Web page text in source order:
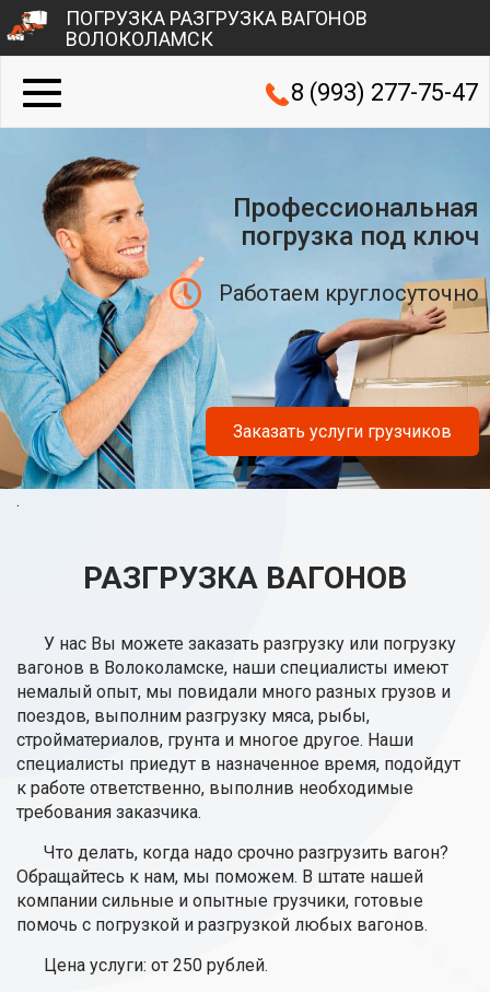
ПОГРУЗКА РАЗГРУЗКА ВАГОНОВ
ВОЛОКОЛАМСК
8 (993) 277-75-47
Профессиональная
погрузка под ключ
Работаем круглосуточно
Заказать услуги грузчиков
.
РАЗГРУЗКА ВАГОНОВ
У нас Вы можете заказать разгрузку или погрузку
вагонов в Волоколамске, наши специалисты имеют
немалый опыт, мы повидали много разных грузов и
поездов, выполним разгрузку мяса, рыбы,
стройматериалов, грунта и многое другое. Наши
специалисты приедут в назначенное время, подойдут
к работе ответственно, выполнив необходимые
требования заказчика.
Что делать, когда надо срочно разгрузить вагон?
Обращайтесь к нам, мы поможем. В штате нашей
компании сильные и опытные грузчики, готовые
помочь с погрузкой и разгрузкой любых вагонов.
Цена услуги: от 250 рублей.